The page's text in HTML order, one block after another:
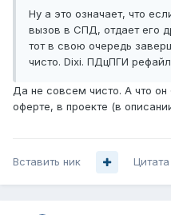
Ну а это означает, что
вызов в СПД, отдает его
тот в свою очередь
чисто. Dixi. ПДцПГИ
Да не совсем чисто. А что он
оферте, в проекте (в
Вставить ник Цитата